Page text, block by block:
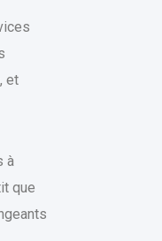
, et
à
que